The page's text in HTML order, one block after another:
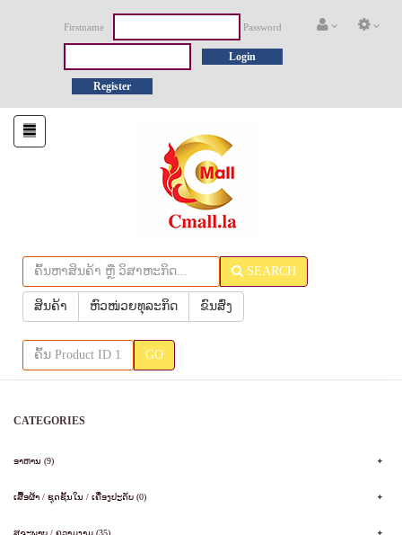
Firstname Password
Login
Register
Toggle
navigation
SEARCH
ສິນຄ້າ ຫົວໜ່ວຍທຸລະກິດ ຂົນສົ່ງ
GO
CATEGORIES
ອາຫານ (9)
ເສື້ອຜ້າ / ຊຸດຊັ້ນໃນ / ເຄື່ອງປະດັບ (0)
ສຸຂະພາບ / ຄວາມງາມ (35)